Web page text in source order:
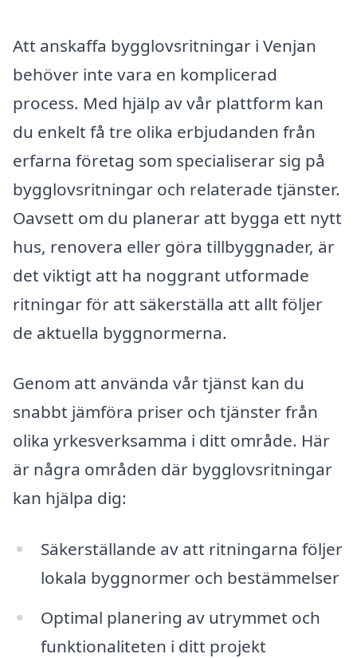
Att anskaffa bygglovsritningar i Venjan
behöver inte vara en komplicerad
process. Med hjälp av vår plattform kan
du enkelt få tre olika erbjudanden från
erfarna företag som specialiserar sig på
bygglovsritningar och relaterade tjänster.
Oavsett om du planerar att bygga ett nytt
hus, renovera eller göra tillbyggnader, är
det viktigt att ha noggrant utformade
ritningar för att säkerställa att allt följer
de aktuella byggnormerna.
Genom att använda vår tjänst kan du
snabbt jämföra priser och tjänster från
olika yrkesverksamma i ditt område. Här
är några områden där bygglovsritningar
kan hjälpa dig:
Säkerställande av att ritningarna följer
lokala byggnormer och bestämmelser
Optimal planering av utrymmet och
funktionaliteten i ditt projekt